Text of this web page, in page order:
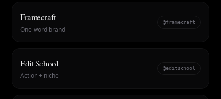
Framecraft
One-word brand
@framecraft
Edit School
Action + niche
@editschool